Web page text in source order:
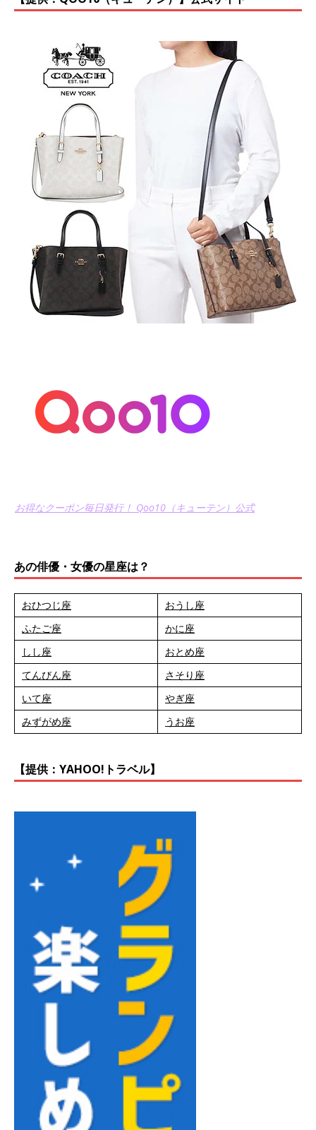
お得なクーポン毎日発行！ Qoo10（キューテン）公式
あの俳優・女優の星座は？
おひつじ座
おうし座
ふたご座
かに座
しし座
おとめ座
てんびん座
さそり座
いて座
やぎ座
みずがめ座
うお座
【提供：YAHOO!トラベル】